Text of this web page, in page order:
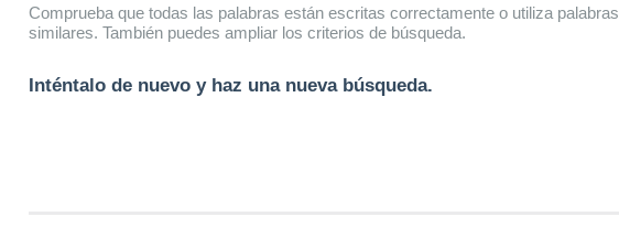
Comprueba que todas las palabras están escritas correctamente o utiliza palabras
similares. También puedes ampliar los criterios de búsqueda.
Inténtalo de nuevo y haz una nueva búsqueda.